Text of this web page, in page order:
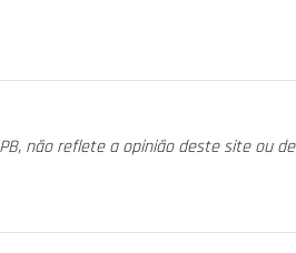
não reflete a opinião deste site ou de